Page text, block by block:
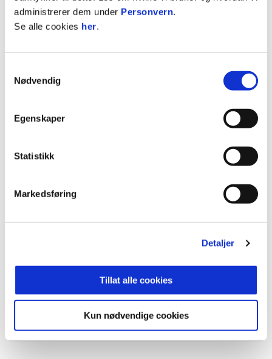
administrerer dem under Personvern.
Se alle cookies her.
Nødvendig
Egenskaper
Statistikk
Markedsføring
Detaljer
Tillat alle cookies
Kun nødvendige cookies
har Rygg Ims notert seg for 14 kamper og fire
scoringer med flagget på brystet.
Vi i Molde Fotballklubb ønsker Karen hjertelig
velkommen til Molde! Vi gleder oss til vi starter